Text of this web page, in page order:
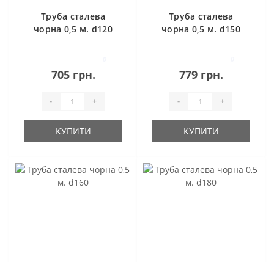
Труба сталева
чорна 0,5 м. d120
705 грн.
- +
КУПИТИ
Труба сталева
чорна 0,5 м. d150
779 грн.
- +
КУПИТИ